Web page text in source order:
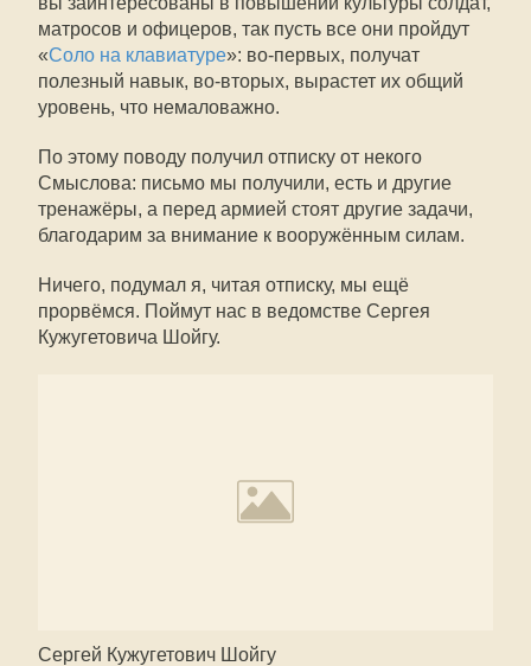
матросов и офицеров, так пусть все они пройдут
«Соло на клавиатуре»: во-первых, получат
полезный навык, во-вторых, вырастет их общий
уровень, что немаловажно.
По этому поводу получил отписку от некого
Смыслова: письмо мы получили, есть и другие
тренажёры, а перед армией стоят другие задачи,
благодарим за внимание к вооружённым силам.
Ничего, подумал я, читая отписку, мы ещё
прорвёмся. Поймут нас в ведомстве Сергея
Кужугетовича Шойгу.
Сергей Кужугетович Шойгу